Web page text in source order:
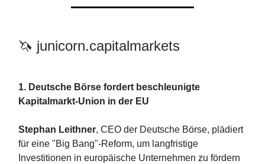
🦄 junicorn.capitalmarkets
1. Deutsche Börse fordert beschleunigte
Kapitalmarkt-Union in der EU
Stephan Leithner, CEO der Deutsche Börse, plädiert
für eine "Big Bang"-Reform, um langfristige
Investitionen in europäische Unternehmen zu fördern